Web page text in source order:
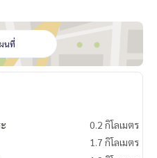
นที่
0.2 กิโลเมตร
1.7 กิโลเมตร